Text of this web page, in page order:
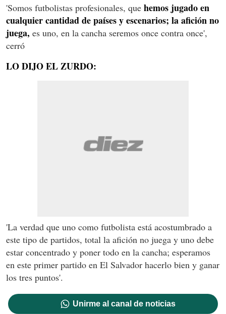
'Somos futbolistas profesionales, que hemos jugado en
cualquier cantidad de países y escenarios; la afición no
juega, es uno, en la cancha seremos once contra once',
cerró
LO DIJO EL ZURDO:
'La verdad que uno como futbolista está acostumbrado a
este tipo de partidos, total la afición no juega y uno debe
estar concentrado y poner todo en la cancha; esperamos
en este primer partido en El Salvador hacerlo bien y ganar
los tres puntos'.
Unirme al canal de noticias